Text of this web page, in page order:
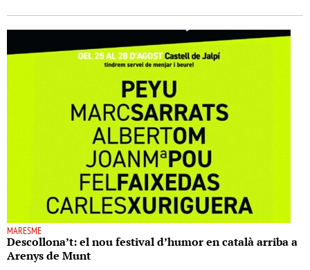
MARESME
Descollona’t: el nou festival d’humor en català arriba a
Arenys de Munt